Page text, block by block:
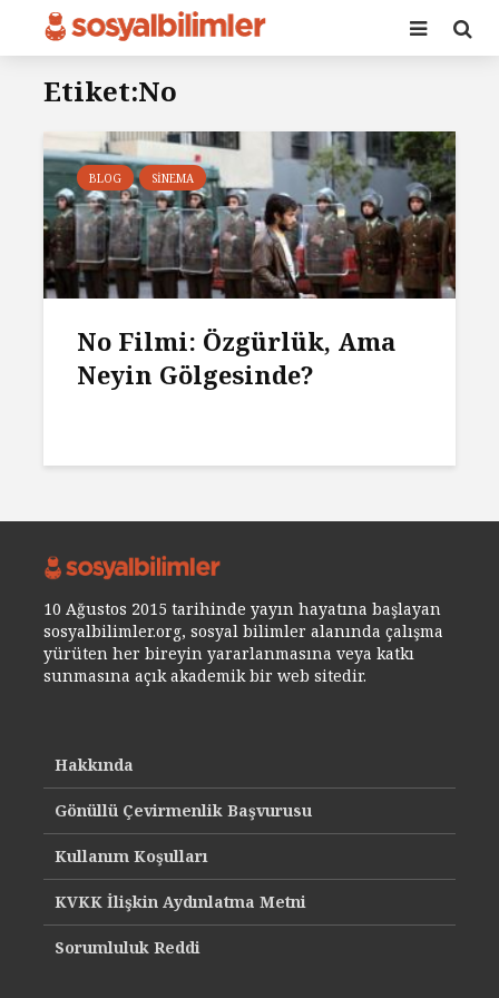
Etiket:No
BLOG SINEMA
No Filmi: Özgürlük, Ama
Neyin Gölgesinde?
10 Ağustos 2015 tarihinde yayın hayatına başlayan
sosyalbilimler.org, sosyal bilimler alanında çalışma
yürüten her bireyin yararlanmasına veya katkı
sunmasına açık akademik bir web sitedir.
Hakkında
Gönüllü Çevirmenlik Başvurusu
Kullanım Koşulları
KVKK İlişkin Aydınlatma Metni
Sorumluluk Reddi